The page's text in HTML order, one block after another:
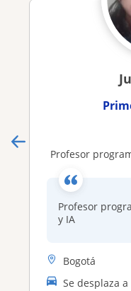
Profesor
Profesor programación Machine Learning
y IA
Bogotá
Se desplaza